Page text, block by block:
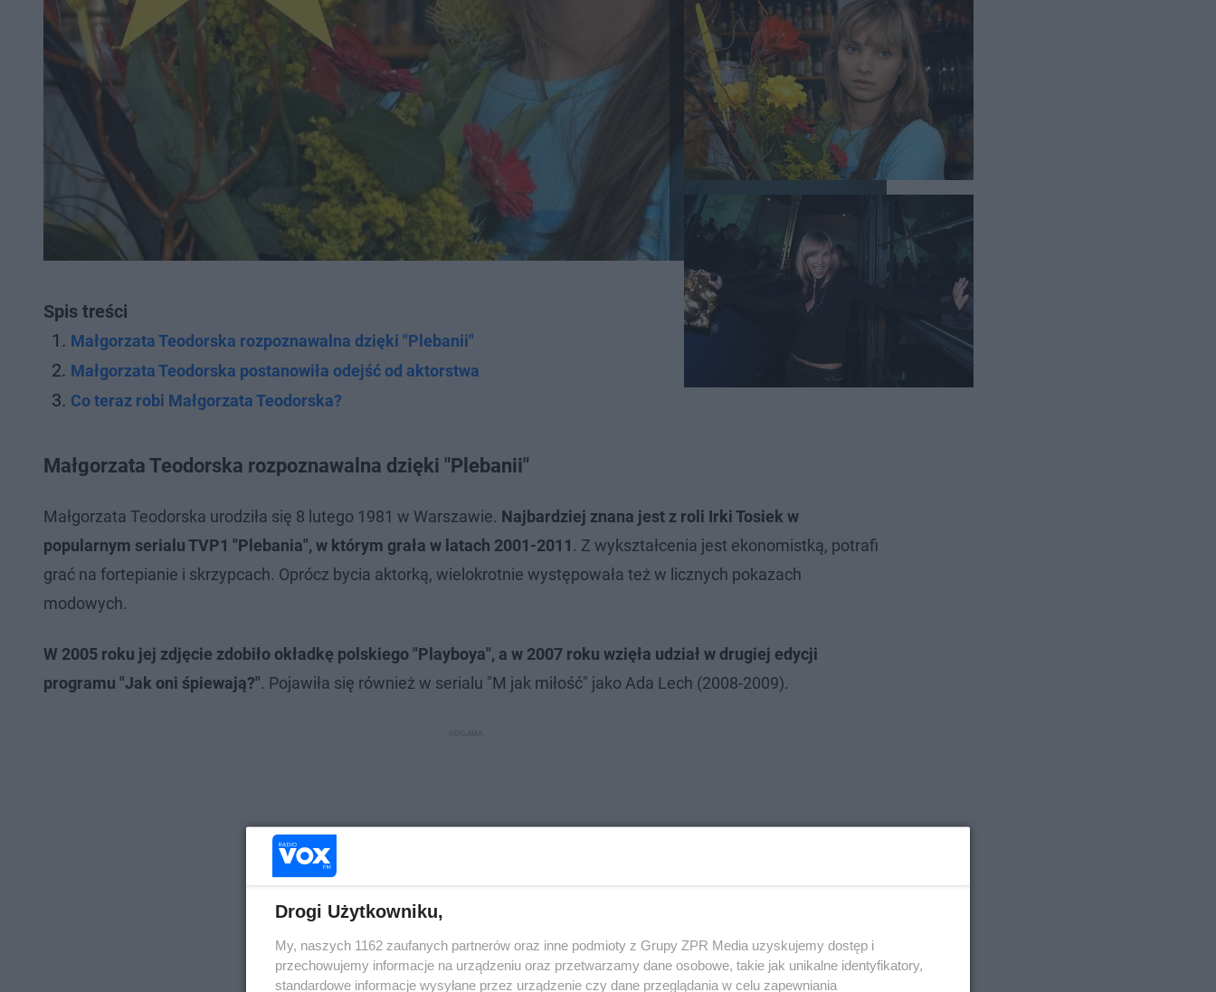
Spis treści
Małgorzata Teodorska rozpoznawalna dzięki "Plebanii"
Małgorzata Teodorska postanowiła odejść od aktorstwa
Co teraz robi Małgorzata Teodorska?
Małgorzata Teodorska rozpoznawalna dzięki "Plebanii"
Małgorzata Teodorska urodziła się 8 lutego 1981 w Warszawie. Najbardziej znana jest z roli Irki Tosiek w
popularnym serialu TVP1 "Plebania", w którym grała w latach 2001-2011. Z wykształcenia jest ekonomistką, potrafi
grać na fortepianie i skrzypcach. Oprócz bycia aktorką, wielokrotnie występowała też w licznych pokazach
modowych.
W 2005 roku jej zdjęcie zdobiło okładkę polskiego "Playboya", a w 2007 roku wzięła udział w drugiej edycji
programu "Jak oni śpiewają?". Pojawiła się również w serialu "M jak miłość" jako Ada Lech (2008-2009).
Drogi Użytkowniku,
My, naszych 1162 zaufanych partnerów oraz inne podmioty z Grupy ZPR Media uzyskujemy dostęp i
przechowujemy informacje na urządzeniu oraz przetwarzamy dane osobowe, takie jak unikalne identyfikatory,
standardowe informacje wysyłane przez urządzenie czy dane przeglądania w celu zapewniania